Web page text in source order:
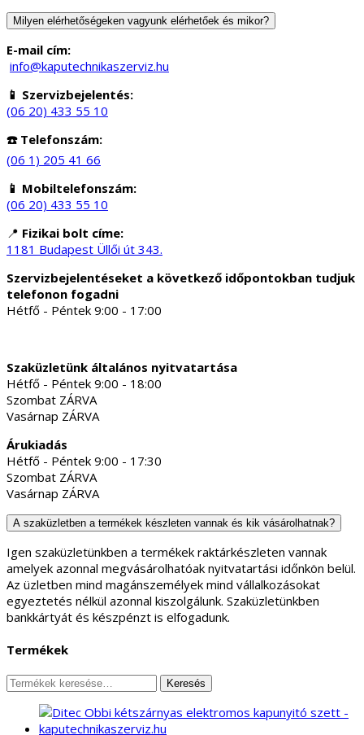
Milyen elérhetőségeken vagyunk elérhetőek és mikor?
E-mail cím:
info@kaputechnikaszerviz.hu
📱 Szervizbejelentés:
(06 20) 433 55 10
☎️ Telefonszám:
(06 1) 205 41 66
📱 Mobiltelefonszám:
(06 20) 433 55 10
📍 Fizikai bolt címe:
1181 Budapest Üllői út 343.
Szervizbejelentéseket a következő időpontokban tudjuk
telefonon fogadni
Hétfő - Péntek 9:00 - 17:00
Szaküzletünk általános nyitvatartása
Hétfő - Péntek 9:00 - 18:00
Szombat ZÁRVA
Vasárnap ZÁRVA
Árukiadás
Hétfő - Péntek 9:00 - 17:30
Szombat ZÁRVA
Vasárnap ZÁRVA
A szaküzletben a termékek készleten vannak és kik vásárolhatnak?
Igen szaküzletünkben a termékek raktárkészleten vannak
amelyek azonnal megvásárolhatóak nyitvatartási időnkön belül.
Az üzletben mind magánszemélyek mind vállalkozásokat
egyeztetés nélkül azonnal kiszolgálunk. Szaküzletünkben
bankkártyát és készpénzt is elfogadunk.
Termékek
Keresés
a
következőre:
Keresés